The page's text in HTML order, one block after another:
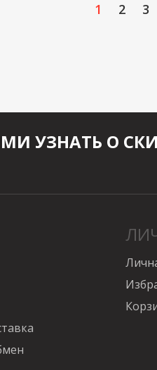
1 2 3
УЗНАТЬ О